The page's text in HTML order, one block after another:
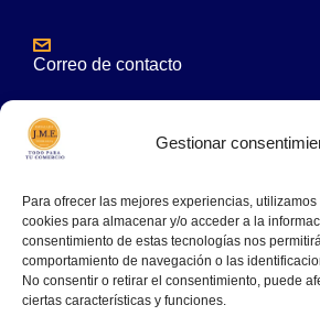
Gestionar
Para ofrecer las mejores experiencias,
cookies para almacenar y/o acceder a la
consentimiento de estas tecnologías nos
comportamiento de navegación o las
No consentir o retirar el consentimiento, puede
ciertas características y funciones.
Correo de contacto